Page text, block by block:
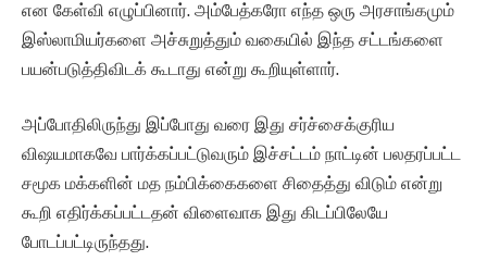
என கேள்வி எழுப்பினார். அம்பேத்கரோ எந்த ஒரு அரசாங்கமும்
இஸ்லாமியர்களை அச்சுறுத்தும் வகையில் இந்த சட்டங்களை
பயன்படுத்திவிடக் கூடாது என்று கூறியுள்ளார்.
அப்போதிலிருந்து இப்போது வரை இது சர்ச்சைக்குரிய
விஷயமாகவே பார்க்கப்பட்டுவரும் இச்சட்டம் நாட்டின் பலதரப்பட்ட
சமூக மக்களின் மத நம்பிக்கைகளை சிதைத்து விடும் என்று
கூறி எதிர்க்கப்பட்டதன் விளைவாக இது கிடப்பிலேயே
போடப்பட்டிருந்தது.